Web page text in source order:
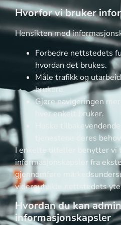
Hvorfor vi bruker
Hensikten med
Forbedre nettstedets
hvordan det brukes.
Måle trafikk og
brukere.
Gjøre navigeringen
hver enkelt bruker.
Huske
tjenestene deres behov.
I enkelte tilfeller benytter vi
informasjonskapsler fra
gjennomføre
videreutvikle nettstedets
Hvordan du kan
informasjonskapsler